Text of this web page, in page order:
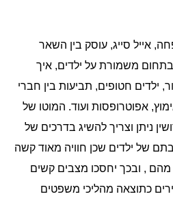
אייל סייג, עוסק בין השאר
משמורת על ילדים, איך
ילדים חטופים, תביעות בין חברי
אפוטרופסות ועוד. המוטו של
ניתן וצריך להשיג בדרכים של
של ילדים שכן חוויה מאוד קשה
, ובכך יחסכו מצבים קשים
כתוצאה מהליכי משפטים